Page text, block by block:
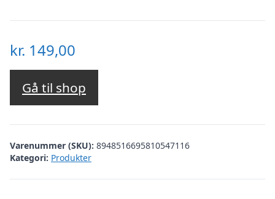
kr. 149,00
Gå til shop
Varenummer (SKU): 8948516695810547116
Kategori: Produkter